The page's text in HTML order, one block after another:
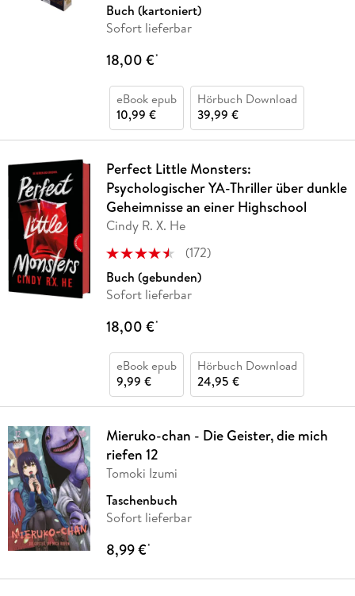
Buch (kartoniert)
Sofort lieferbar
18,00 €*
eBook epub
10,99 €
Hörbuch Download
39,99 €
Perfect Little Monsters:
Psychologischer YA-Thriller über dunkle
Geheimnisse an einer Highschool
Cindy R. X. He
(172)
Buch (gebunden)
Sofort lieferbar
18,00 €*
eBook epub
9,99 €
Hörbuch Download
24,95 €
Mieruko-chan - Die Geister, die mich
riefen 12
Tomoki Izumi
Taschenbuch
Sofort lieferbar
8,99 €*